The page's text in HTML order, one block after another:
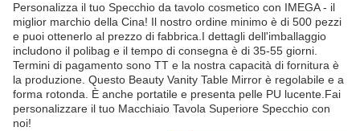
Personalizza il tuo Specchio da tavolo cosmetico con IMEGA - il
miglior marchio della Cina! Il nostro ordine minimo è di 500 pezzi
e puoi ottenerlo al prezzo di fabbrica.I dettagli dell'imballaggio
includono il polibag e il tempo di consegna è di 35-55 giorni.
Termini di pagamento sono TT e la nostra capacità di fornitura è
la produzione. Questo Beauty Vanity Table Mirror è regolabile e a
forma rotonda. È anche portatile e presenta pelle PU lucente.Fai
personalizzare il tuo Macchiaio Tavola Superiore Specchio con
noi!